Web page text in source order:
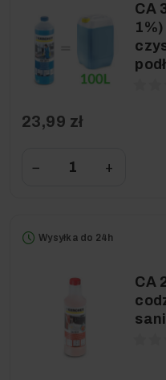
CA
23,99 zł
− +
Wysyłka do 24h
CA